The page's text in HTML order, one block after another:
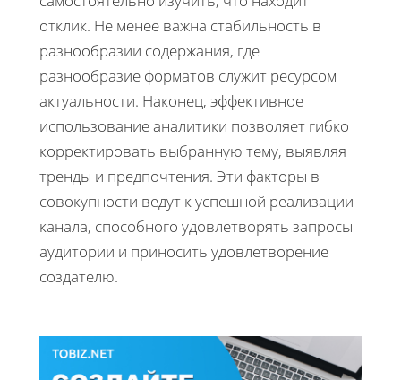
отклик. Не менее важна стабильность в
разнообразии содержания, где
разнообразие форматов служит ресурсом
актуальности. Наконец, эффективное
использование аналитики позволяет гибко
корректировать выбранную тему, выявляя
тренды и предпочтения. Эти факторы в
совокупности ведут к успешной реализации
канала, способного удовлетворять запросы
аудитории и приносить удовлетворение
создателю.